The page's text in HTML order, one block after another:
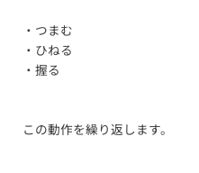
・つまむ
・ひねる
・握る
この動作を繰り返します。